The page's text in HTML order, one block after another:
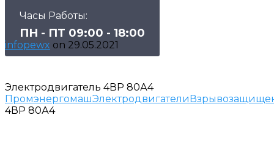
Часы Работы:
ПН - ПТ 09:00 - 18:00
infopewx on 29.05.2021
Электродвигатель 4ВР 80А4
ПромэнергомашЭлектродвигатели
4ВР 80А4